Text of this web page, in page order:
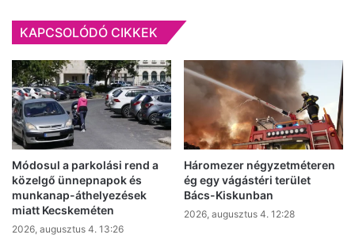
KAPCSOLÓDÓ CIKKEK
Módosul a parkolási rend a
közelgő ünnepnapok és
munkanap-áthelyezések
miatt Kecskeméten
2026, augusztus 4. 13:26
Háromezer négyzetméteren
ég egy vágástéri terület
Bács-Kiskunban
2026, augusztus 4. 12:28